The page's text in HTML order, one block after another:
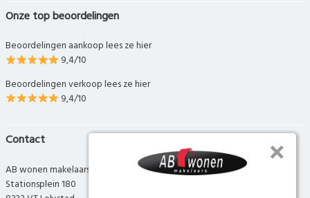
Onze top beoordelingen
Beoordelingen aankoop lees ze hier
9,4/10
Beoordelingen verkoop lees ze hier
9,4/10
Contact
AB wonen makelaars
Stationsplein 180